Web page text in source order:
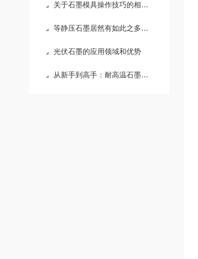
关于石墨模具操作技巧的相关介绍
等静压石墨居然有如此之多的作用
光伏石墨的应用领域和优势
从新手到高手：耐高温石墨坩埚使用全攻略，让你的工作更出色！